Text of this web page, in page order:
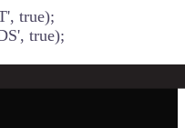
true);
true);